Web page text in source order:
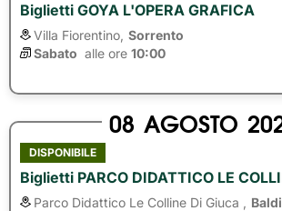
Biglietti GOYA L'OPERA GRAFICA
Villa Fiorentino, Sorrento
Sabato alle ore 10:00
08 AGOSTO
DISPONIBILE
Biglietti PARCO DIDATTICO LE
Parco Didattico Le Colline Di Giuca ,